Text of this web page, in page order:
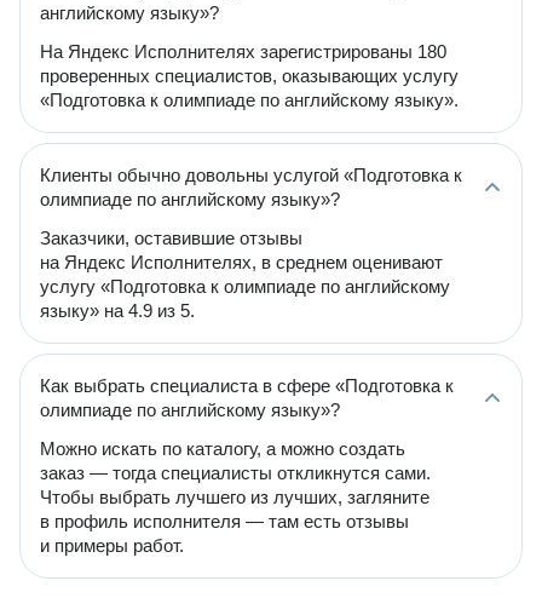
английскому языку»?
На Яндекс Исполнителях зарегистрированы 180
проверенных специалистов, оказывающих услугу
«Подготовка к олимпиаде по английскому языку».
Клиенты обычно довольны услугой «Подготовка к
олимпиаде по английскому языку»?
Заказчики, оставившие отзывы
на Яндекс Исполнителях, в среднем оценивают
услугу «Подготовка к олимпиаде по английскому
языку» на 4.9 из 5.
Как выбрать специалиста в сфере «Подготовка к
олимпиаде по английскому языку»?
Можно искать по каталогу, а можно создать
заказ — тогда специалисты откликнутся сами.
Чтобы выбрать лучшего из лучших, загляните
в профиль исполнителя — там есть отзывы
и примеры работ.